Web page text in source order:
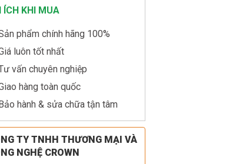
ÍCH KHI MUA
phẩm chính hãng 100%
luôn tốt nhất
vấn chuyên nghiệp
hàng toàn quốc
hành & sửa chữa tận tâm
TY TNHH THƯƠNG MẠI VÀ
NGHỆ CROWN